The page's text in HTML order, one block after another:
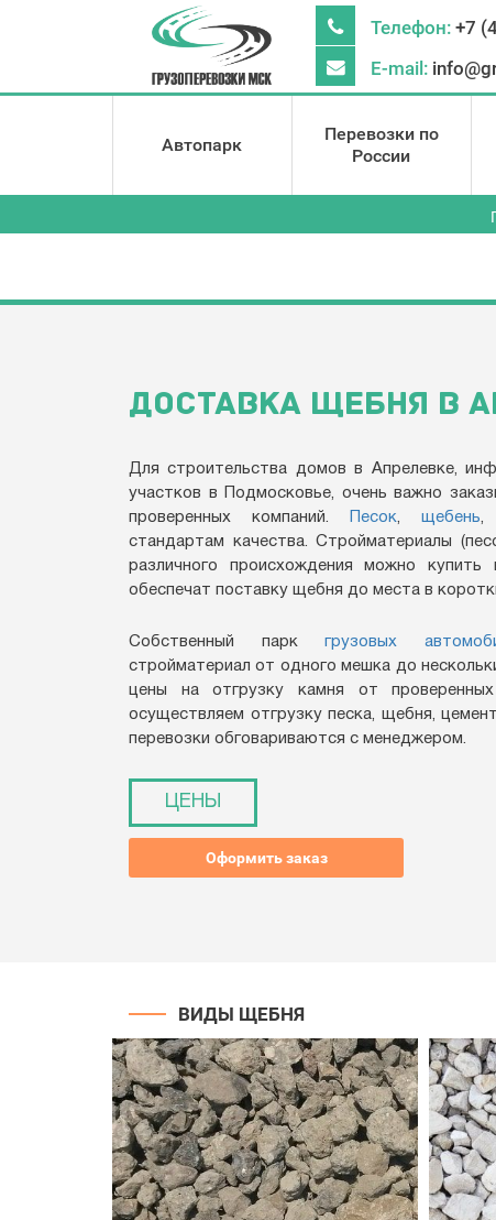
Телефон: +7
E-mail:
Автопарк
Перевозки по
России
ДОСТАВКА ЩЕБНЯ В
Для строительства домов в Апрелевке,
участков в Подмосковье, очень важно
проверенных компаний.
Песок, щебень,
стандартам качества. Стройматериалы
различного происхождения можно
обеспечат поставку щебня до места в
Собственный паркгрузовых
стройматериал от одного мешка до
цены на отгрузку камня от
осуществляем отгрузку песка, щебня,
перевозки обговариваются с менеджером.
ЦЕНЫ
Оформить заказ
ВИДЫ ЩЕБНЯ